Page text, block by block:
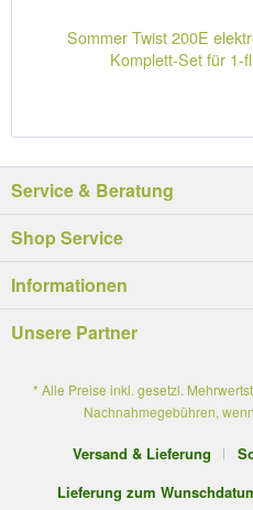
Sommer Twist 200E
Komplett-Set für 1-
Service & Beratung
Shop Service
Informationen
Unsere Partner
* Alle Preise inkl. gesetzl.
Nachnahmegebühren,
Versand & Lieferung
Lieferung zum